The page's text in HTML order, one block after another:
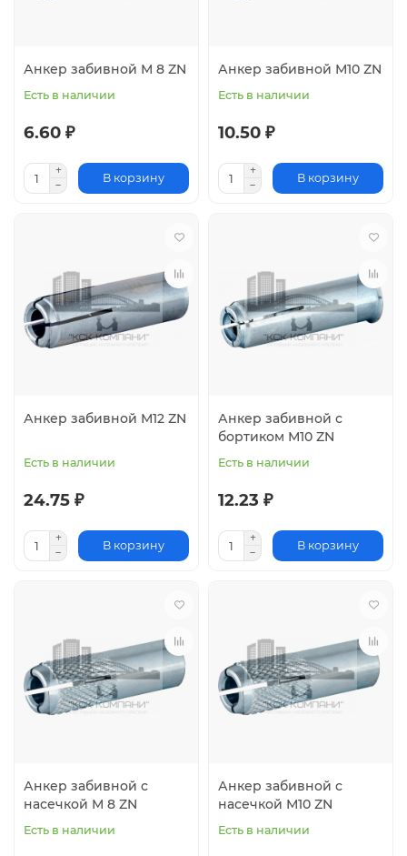
Анкер забивной М 8 ZN
Есть в наличии
6.60 ₽
В корзину
Анкер забивной М10 ZN
Есть в наличии
10.50 ₽
В корзину
Анкер забивной М12 ZN
Есть в наличии
24.75 ₽
В корзину
Анкер забивной с
бортиком М10 ZN
Есть в наличии
12.23 ₽
В корзину
Анкер забивной с
насечкой М 8 ZN
Есть в наличии
Анкер забивной с
насечкой М10 ZN
Есть в наличии